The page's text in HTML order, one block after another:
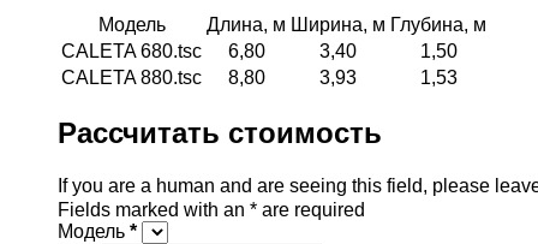
Модель Длина, м Ширина, м Глубина, м
CALETA 680.tsc
6,80 3,40
1,50
CALETA 880.tsc
8,80 3,93 1,53
Рассчитать стоимость
If you are a human and are seeing this field, please
Fields marked with an * are required
Модель *